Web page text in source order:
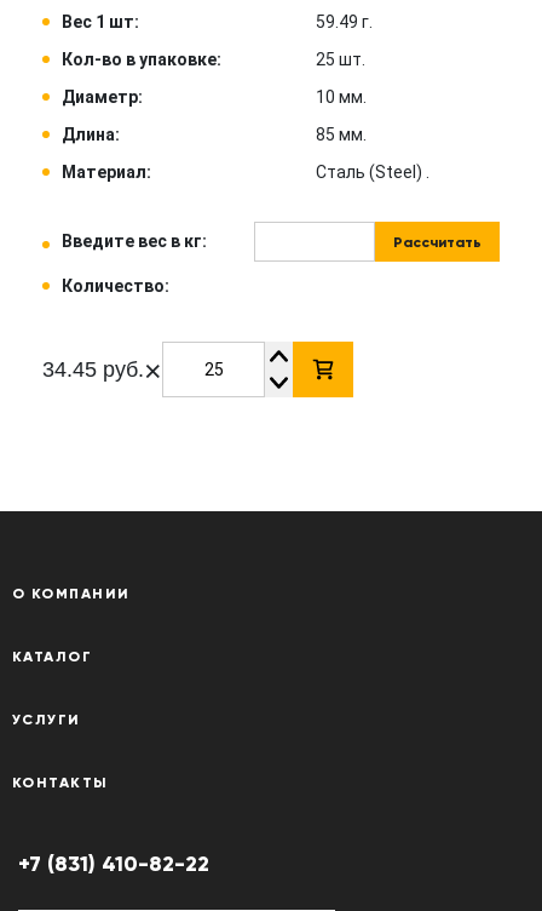
Вес 1 шт:
59.49 г.
Кол-во в упаковке:
25 шт.
Диаметр:
10 мм.
Длина:
85 мм.
Материал:
Сталь (Steel) .
Введите вес в кг: Рассчитать
Количество:
34.45 руб.×
О КОМПАНИИ
КАТАЛОГ
УСЛУГИ
КОНТАКТЫ
+7 (831) 410-82-22